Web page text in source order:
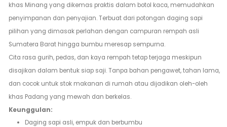
khas Minang yang dikemas praktis dalam botol kaca, memudahkan
penyimpanan dan penyajian. Terbuat dari potongan daging sapi
pilihan yang dimasak perlahan dengan campuran rempah asli
Sumatera Barat hingga bumbu meresap sempurna.
Cita rasa gurih, pedas, dan kaya rempah tetap terjaga meskipun
disajikan dalam bentuk siap saji. Tanpa bahan pengawet, tahan lama,
dan cocok untuk stok makanan di rumah atau dijadikan oleh-oleh
khas Padang yang mewah dan berkelas.
Keunggulan:
Daging sapi asli, empuk dan berbumbu